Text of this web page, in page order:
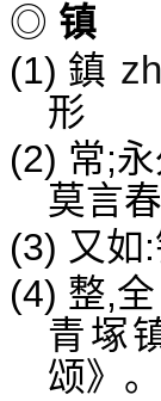
◎ 镇
(1) 鎮
形
(2) 常;永
莫言
(3) 又如
(4) 整,全
青塚
颂》。